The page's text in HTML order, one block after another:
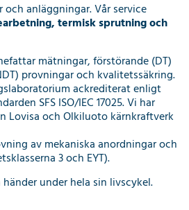
anläggningar. Vår service
termisk sprutning och
mätningar, förstörande (DT)
provningar och kvalitetssäkring.
ackrediterat enligt
SFS ISO/IEC 17025. Vi har
Lovisa och Olkiluoto kärnkraftverk
av mekaniska anordningar och
3 och EYT).
under hela sin livscykel.